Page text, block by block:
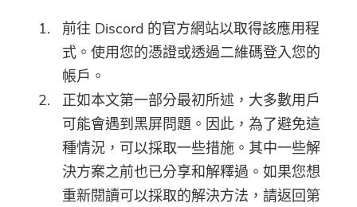
前往 Discord 的官方網站以取得該應用程
式。使用您的憑證或透過二維碼登入您的
帳戶。
正如本文第一部分最初所述，大多數用戶
可能會遇到黑屏問題。因此，為了避免這
種情況，可以採取一些措施。其中一些解
決方案之前也已分享和解釋過。如果您想
重新閱讀可以採取的解決方法，請返回第